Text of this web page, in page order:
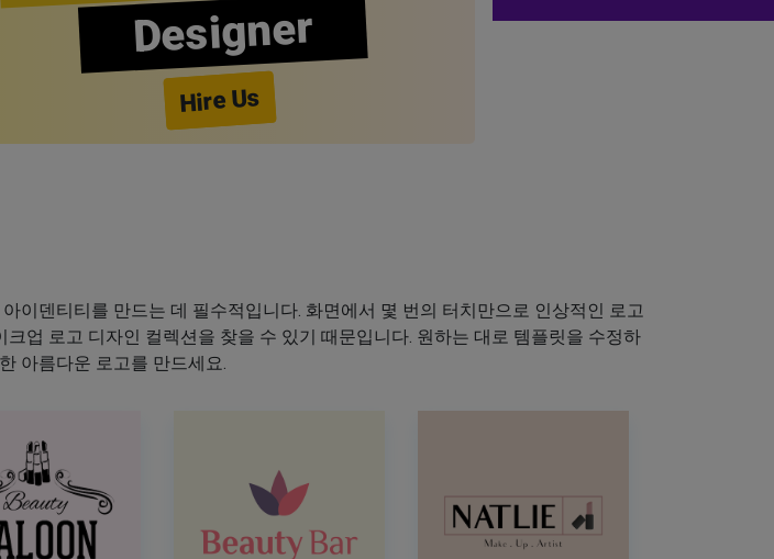
Designer
Hire Us
이덴티티를 만드는 데 필수적입니다. 화면에서 몇 번의 터치만으로 인상적인 로고
업 로고 디자인 컬렉션을 찾을 수 있기 때문입니다. 원하는 대로 템플릿을 수정하
아름다운 로고를 만드세요.